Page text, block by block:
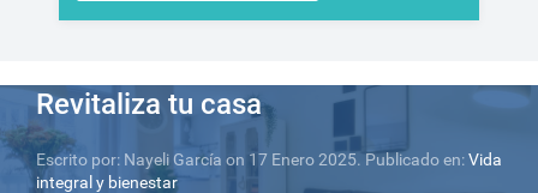
Hacer distinto
Escrito por: Karolina Kasas on 24 Julio 2025. Publicado en:
Vida integral y bienestar